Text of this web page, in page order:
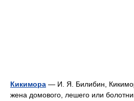
Кикимора — И. Я. Билибин,
жена домового, лешего или